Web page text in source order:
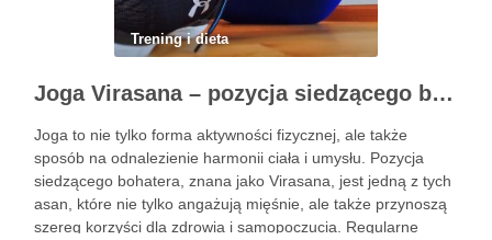
Trening i dieta
Joga Virasana – pozycja siedzącego bohatera i jej korzyści
Joga to nie tylko forma aktywności fizycznej, ale także
sposób na odnalezienie harmonii ciała i umysłu. Pozycja
siedzącego bohatera, znana jako Virasana, jest jedną z tych
asan, które nie tylko angażują mięśnie, ale także przynoszą
szereg korzyści dla zdrowia i samopoczucia. Regularne